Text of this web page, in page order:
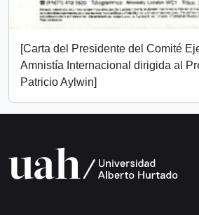
[Carta del Presidente del Comité
Amnistía Internacional dirigida al
Patricio Aylwin]